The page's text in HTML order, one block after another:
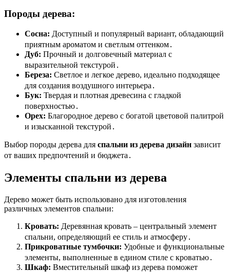
Породы дерева:
Сосна: Доступный и популярный вариант, обладающий
приятным ароматом и светлым оттенком․
Дуб: Прочный и долговечный материал с
выразительной текстурой․
Береза: Светлое и легкое дерево, идеально подходящее
для создания воздушного интерьера․
Бук: Твердая и плотная древесина с гладкой
поверхностью․
Орех: Благородное дерево с богатой цветовой палитрой
и изысканной текстурой․
Выбор породы дерева для спальни из дерева дизайн зависит
от ваших предпочтений и бюджета․
Элементы спальни из дерева
Дерево может быть использовано для изготовления
различных элементов спальни:
Кровать: Деревянная кровать – центральный элемент
спальни, определяющий ее стиль и атмосферу․
Прикроватные тумбочки: Удобные и функциональные
элементы, выполненные в едином стиле с кроватью․
Шкаф: Вместительный шкаф из дерева поможет